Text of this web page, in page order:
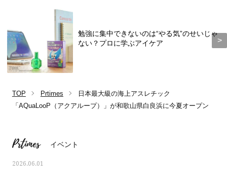
勉強に集中できないのは“やる気”のせいじゃ
ない？プロに学ぶアイケア
TOP Prtimes
日本最大級の海上アスレチック
「AQuaLooP（アクアループ）」が和歌山県白良浜に今夏オープン
Prtimes イベント
2026.06.01